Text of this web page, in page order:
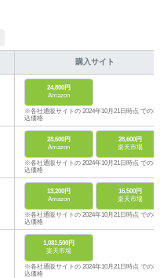
購入サイト
24,800円
Amazon
※各社通販サイトの 2024年10月21日時点 での税
込価格
28,600円
Amazon
28,600円
楽天市場
※各社通販サイトの 2024年10月21日時点 での税
込価格
13,200円
Amazon
16,500円
楽天市場
※各社通販サイトの 2024年10月21日時点 での税
込価格
1,081,500円
楽天市場
※各社通販サイトの 2024年10月21日時点 での税
込価格